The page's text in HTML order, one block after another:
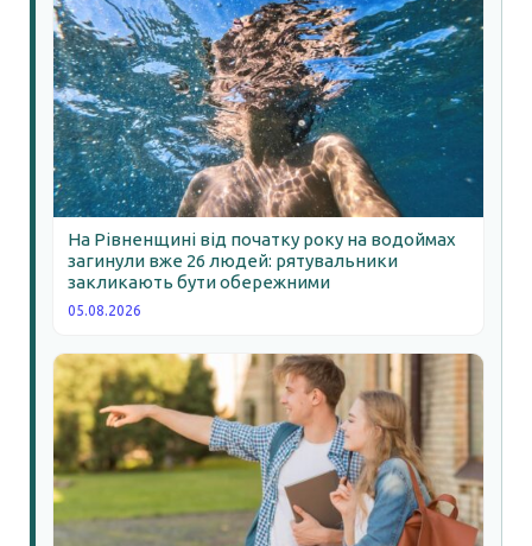
На Рівненщині від початку року на водоймах
загинули вже 26 людей: рятувальники
закликають бути обережними
05.08.2026